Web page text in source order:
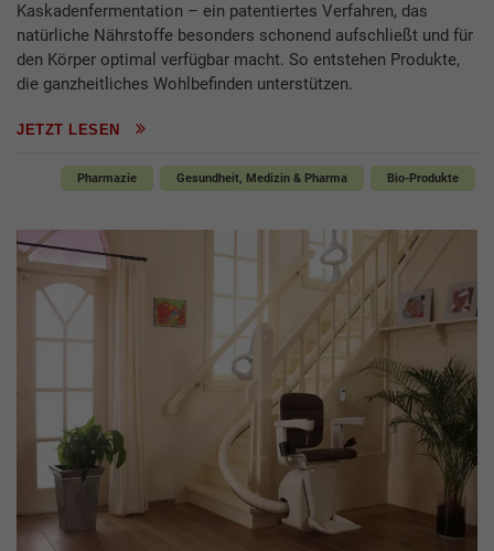
Kaskadenfermentation – ein patentiertes Verfahren, das
natürliche Nährstoffe besonders schonend aufschließt und für
den Körper optimal verfügbar macht. So entstehen Produkte,
die ganzheitliches Wohlbefinden unterstützen.
JETZT LESEN
Pharmazie Gesundheit, Medizin & Pharma Bio-Produkte